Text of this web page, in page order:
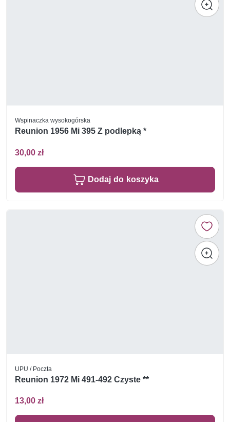
Wspinaczka wysokogórska
Reunion 1956 Mi 395 Z podlepką *
30,00 zł
Dodaj do koszyka
UPU / Poczta
Reunion 1972 Mi 491-492 Czyste **
13,00 zł